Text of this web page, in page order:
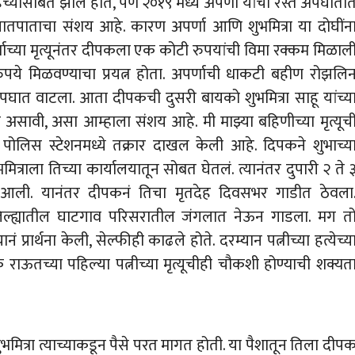
संशय आहे. कारण अपर्णा आणि शुभमित्रा या
मृत्यूनंतर दीपकला एक कोटी रुपयांची विमा रक्कम
मिळवण्याचा प्रयत्न होता. अपर्णाची धाकटी बहीण
वाटला. आता दीपकची दुसरी बायको शुभमित्रा साहू
असा आम्हाला संशय आहे. मी माझ्या बहिणीच्या
स्टेशनमध्ये तक्रार दाखल केली आहे. दिपकने
तिच्या कार्यालयातून सोबत घेतलं. त्यानंतर दुपारी २ ते
यानंतर दीपकनं तिचा मृतदेह दिवसभर गाडीत
घाटगाव परिसरातील जंगलात नेऊन गाडला. मग
प्रार्थना केली, सेल्फीही काढले होते. दरम्यान पत्नीच्या
पहिल्या पत्नीच्या मृत्यूचीही चौकशी होण्याची
त्याच्याकडून पैसे परत मागत होती. या पैशातून तिला